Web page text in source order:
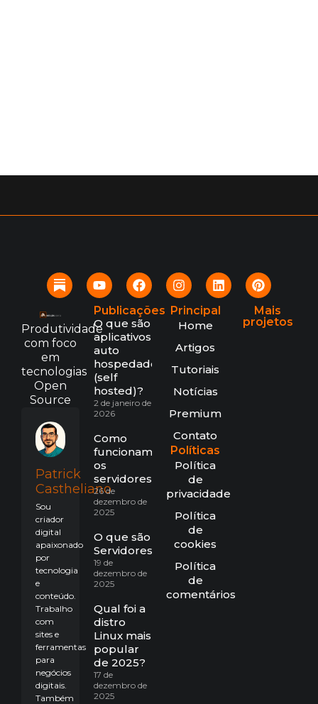
Produtividade
com foco
em
tecnologias
Open
Source
Patrick
Castheliano
Sou
criador
digital
apaixonado
por
tecnologia
e
conteúdo.
Trabalho
com
sites e
ferramentas
para
negócios
digitais.
Também
Publicações
O que são
aplicativos
auto
hospedados
(self
hosted)?
2 de janeiro de
2026
Como
funcionam
os
servidores?
26 de
dezembro de
2025
O que são
Servidores?
19 de
dezembro de
2025
Qual foi a
distro
Linux mais
popular
de 2025?
17 de
dezembro de
2025
Principal
Home
Artigos
Tutoriais
Notícias
Premium
Contato
Políticas
Política
de
privacidade
Política
de
cookies
Política
de
comentários
Mais
projetos